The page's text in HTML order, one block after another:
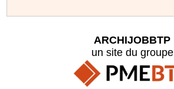
ARCHIJOBBTP
un site du groupe